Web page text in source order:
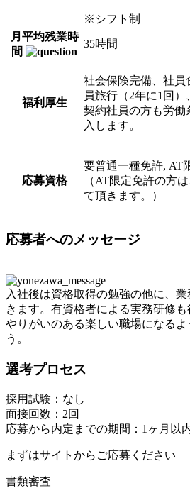
※シフト制
月平均残業時
間
35時間
福利厚生
社会保険完備、社員
員旅行（2年に1回）
契約社員の方も労働
入します。
応募資格
要普通一種免許, AT
（AT限定免許の方
て頂きます。）
応募者へのメッセージ
入社後は資格取得の勉強の他に、
きます。有資格者による実務研修も
やりがいのある楽しい職場になる
う。
選考プロセス
採用試験：なし
面接回数：2回
応募から内定までの期間：1ヶ月以
まずはサイトからご応募ください
書類審査